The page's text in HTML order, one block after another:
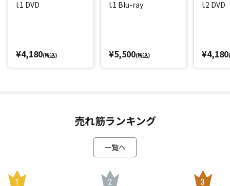
l.1 DVD
¥4,180(税込)
l.1 Blu-ray
¥5,500(税込)
l.2 DVD
¥4,180
売れ筋ランキング
一覧へ